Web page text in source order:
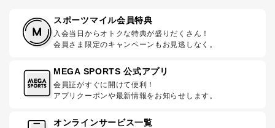
スポーツマイル会員特典
入会当日からオトクな特典が盛りだくさん！
会員さま限定のキャンペーンもお見逃しなく。
MEGA SPORTS 公式アプリ
会員証がすぐに開けて便利！
アプリクーポンや最新情報をお知らせします。
オンラインサービス一覧